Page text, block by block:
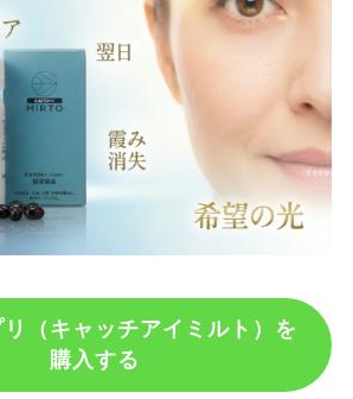
（キャッチアイミルト）を
購入する